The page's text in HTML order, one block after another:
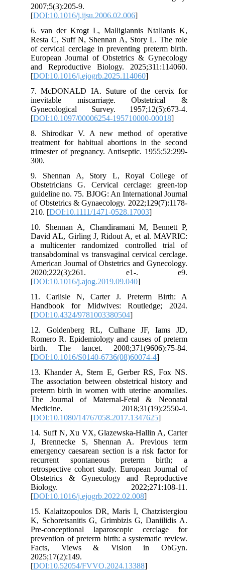
2007;5(3):205-9.
[DOI:10.1016/j.ijsu.2006.02.006
6. van der Krogt L, Malligiannis Ntalianis K,
Resta C, Suff N, Shennan A, Story L. The role
of cervical cerclage in preventing preterm birth.
European Journal of Obstetrics & Gynecology
and Reproductive Biology. 2025;311:114060.
[DOI:10.1016/j.ejogrb.2025.114060
7. McDONALD IA. Suture of the cervix for
inevitable miscarriage. Obstetrical &
Gynecological Survey. 1957;12(5):673-4.
[DOI:10.1097/00006254-195710000-00018
8. Shirodkar V. A new method of operative
treatment for habitual abortions in the second
trimester of pregnancy. Antiseptic. 1955;52:299-
300.
9. Shennan A, Story L, Royal College of
Obstetricians G. Cervical cerclage: green‐top
guideline no. 75. BJOG: An International Journal
of Obstetrics & Gynaecology. 2022;129(7):1178-
210. [DOI:10.1111/1471-0528.17003
10. Shennan A, Chandiramani M, Bennett P,
David AL, Girling J, Ridout A, et al. MAVRIC:
a multicenter randomized controlled trial of
transabdominal vs transvaginal cervical cerclage.
American Journal of Obstetrics and Gynecology.
2020;222(3):261. e1-. e9.
[DOI:10.1016/j.ajog.2019.09.040
11. Carlisle N, Carter J. Preterm Birth: A
Handbook for Midwives: Routledge; 2024.
[DOI:10.4324/9781003380504
12. Goldenberg RL, Culhane JF, Iams JD,
Romero R. Epidemiology and causes of preterm
birth. The lancet. 2008;371(9606):75-84.
[DOI:10.1016/S0140-6736(08)60074-4
13. Khander A, Stern E, Gerber RS, Fox NS.
The association between obstetrical history and
preterm birth in women with uterine anomalies.
The Journal of Maternal-Fetal & Neonatal
Medicine. 2018;31(19):2550-4.
[DOI:10.1080/14767058.2017.1347625
14. Suff N, Xu VX, Glazewska-Hallin A, Carter
J, Brennecke S, Shennan A. Previous term
emergency caesarean section is a risk factor for
recurrent spontaneous preterm birth; a
retrospective cohort study. European Journal of
Obstetrics & Gynecology and Reproductive
Biology. 2022;271:108-11.
[DOI:10.1016/j.ejogrb.2022.02.008
15. Kalaitzopoulos DR, Maris I, Chatzistergiou
K, Schoretsanitis G, Grimbizis G, Daniilidis A.
Pre-conceptional laparoscopic cerclage for
prevention of preterm birth: a systematic review.
Facts, Views & Vision in ObGyn.
2025;17(2):149.
[DOI:10.52054/FVVO.2024.13388